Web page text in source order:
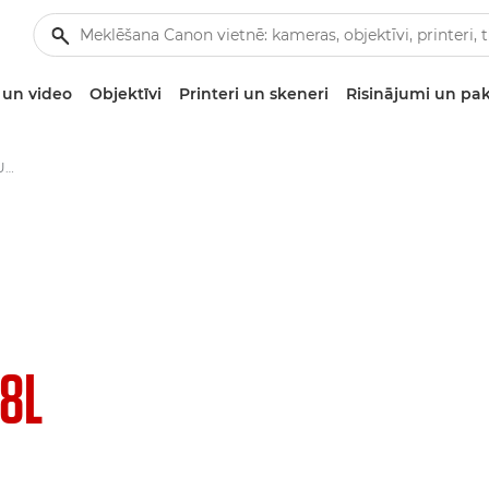
video Objektīvi Printeri un skeneri Risinājumi un
Canon EF 16-35mm f/2.8L III USM - Objektīvi — kamera un fotoobjektīvi